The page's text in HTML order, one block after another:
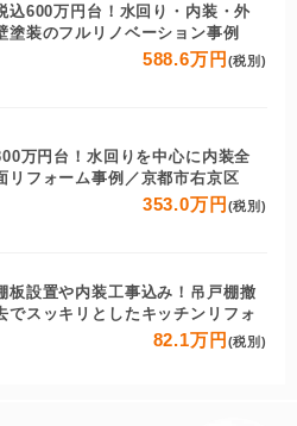
込600万円台！水回り・内装・外
塗装のフルリノベーション事例
588.6万円 (税別)
万円台！水回りを中心に内装全
リフォーム事例／京都市右京区
353.0万円 (税別)
板設置や内装工事込み！吊戸棚撤
でスッキリとしたキッチンリフォ
82.1万円 (税別)